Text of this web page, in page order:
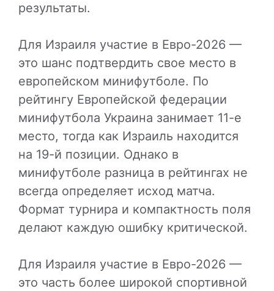
результаты.
Для Израиля участие в Евро-2026 —
это шанс подтвердить свое место в
европейском минифутболе. По
рейтингу Европейской федерации
минифутбола Украина занимает 11-е
место, тогда как Израиль находится
на 19-й позиции. Однако в
минифутболе разница в рейтингах не
всегда определяет исход матча.
Формат турнира и компактность поля
делают каждую ошибку критической.
Для Израиля участие в Евро-2026 —
это часть более широкой спортивной